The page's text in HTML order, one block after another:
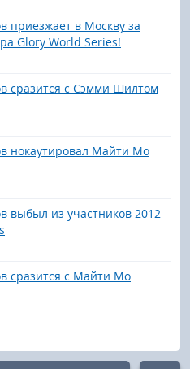
приезжает в Москву за
Glory World Series!
сразится с Сэмми Шилтом
нокаутировал Майти Мо
выбыл из участников 2012
сразится с Майти Мо